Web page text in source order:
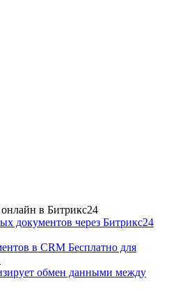
в Битрикс24
документов через Битрикс24
в CRM Бесплатно для
обмен данными между